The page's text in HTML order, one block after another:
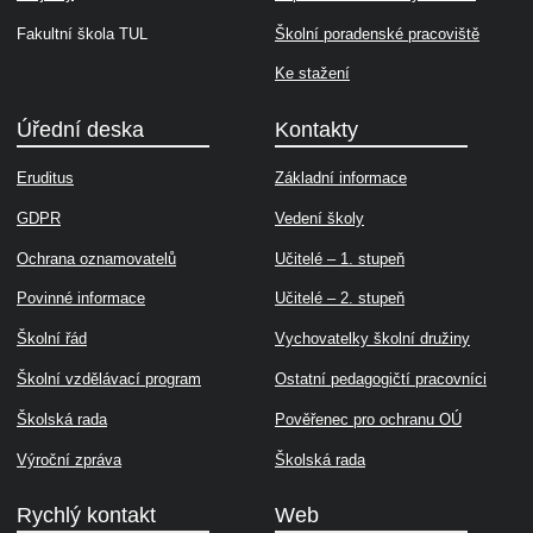
Fakultní škola TUL Školní poradenské pracoviště
Ke stažení
Úřední deska
Eruditus
GDPR
Ochrana oznamovatelů
Povinné informace
Školní řád
Školní vzdělávací program
Školská rada
Výroční zpráva
Kontakty
Základní informace
Vedení školy
Učitelé – 1. stupeň
Učitelé – 2. stupeň
Vychovatelky školní družiny
Ostatní pedagogičtí pracovníci
Pověřenec pro ochranu OÚ
Školská rada
Rychlý kontakt Web